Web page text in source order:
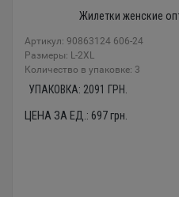
Жилетки женские
Артикул: 90863124 606-24
Размеры: L-2XL
Количество в упаковке: 3
УПАКОВКА: 2091 ГРН.
ЦЕНА ЗА ЕД.: 697грн.